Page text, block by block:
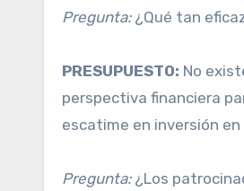
Pregunta:¿Qué tan
PRESUPUESTO: No
perspectiva financiera
escatime en inversión
Pregunta:¿Los